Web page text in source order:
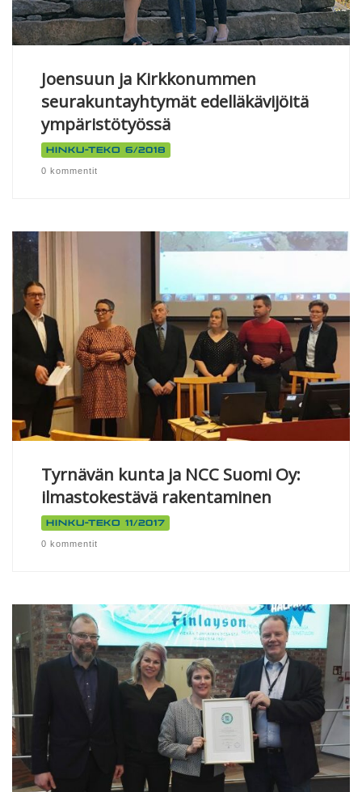
Joensuun ja Kirkkonummen
seurakuntayhtymät edelläkävijöitä
ympäristötyössä
Hinku-teko 6/2018
0 kommentit
Tyrnävän kunta ja NCC Suomi Oy:
ilmastokestävä rakentaminen
Hinku-teko 11/2017
0 kommentit